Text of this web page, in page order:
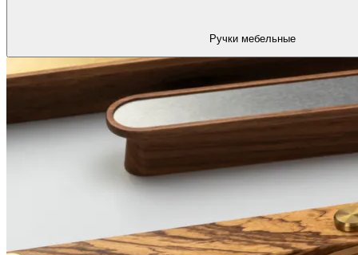
Ручки мебельные